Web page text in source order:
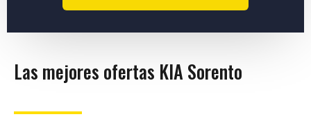
Las mejores ofertas KIA Sorento